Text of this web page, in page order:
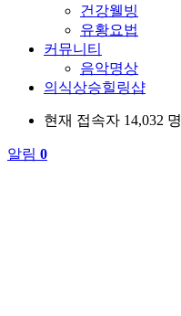
건강웰빙
유황요법
커뮤니티
음악명상
의식상승힐링샵
현재 접속자 14,032 명
알림 0